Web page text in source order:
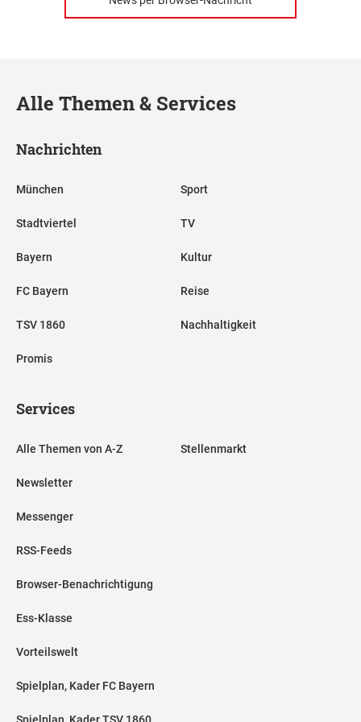
Alle Themen & Services
Nachrichten
München
Stadtviertel
Bayern
FC Bayern
TSV 1860
Promis
Sport
TV
Kultur
Reise
Nachhaltigkeit
Services
Alle Themen von A-Z
Newsletter
Messenger
RSS-Feeds
Browser-Benachrichtigung
Ess-Klasse
Vorteilswelt
Spielplan, Kader FC Bayern
Spielplan, Kader TSV 1860
Stellenmarkt